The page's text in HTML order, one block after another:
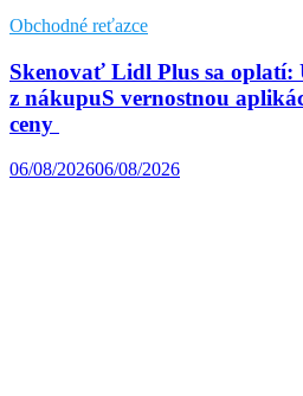
Obchodné reťazce
Skenovať Lidl Plus sa oplatí:
z nákupuS vernostnou
ceny
06/08/202606/08/2026